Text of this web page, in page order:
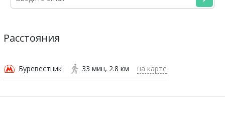
Расстояния
Буревестник 33 мин 2.8 км на карте